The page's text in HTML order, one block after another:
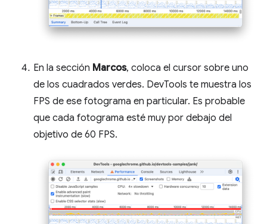
En la sección Marcos, coloca el cursor sobre uno
de los cuadrados verdes. DevTools te muestra los
FPS de ese fotograma en particular. Es probable
que cada fotograma esté muy por debajo del
objetivo de 60 FPS.